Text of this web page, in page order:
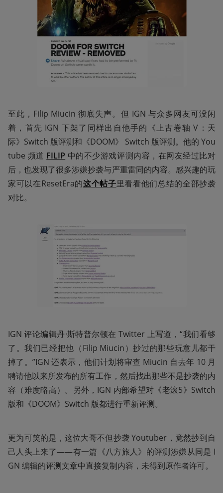
至此，Filip Miucin 彻底失声。但 IGN 与众多网友可没闲
着，首先 IGN 下架了同样出自他手的《上古卷轴 V：天
际》Switch 版评测和《DOOM》 Switch 版评测。他的 You
tube 频道 FILIP 中的不少游戏评测内容，在网友经过比对
后，也发现了很多涉嫌抄袭与严重雷同的内容。感兴趣的玩
家可以在ResetEra的这个帖子里看看他们总结的全部抄袭
对比。
IGN 评论编辑丹·斯特普尔顿在 Twitter 上写道，“我们看够
了。我们已经把他（Filip Miucin）抄过的那些玩意儿都干
掉了。”IGN 还表示，他们计划将审查 Miucin 自去年 10 月
聘请他以来所发布的所有工作，然后找出那些不是抄袭的内
容（难度略高）。另外，IGN 内部希望对《老滚5》Switch
版和《DOOM》Switch 版都进行重新评测。
更为可笑的是，这位大哥不但抄袭 Youtuber，竟然抄到自
己人头上来了——有一篇《八方旅人》的评测涉嫌从同是 I
GN 编辑的评测文章中直接复制内容，未得到原作者许可。